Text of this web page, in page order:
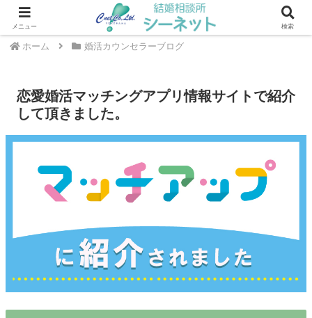
川崎・武蔵小杉エリアの結婚相談所 ｜ シーネット結婚相談所
ホーム 婚活カウンセラーブログ
恋愛婚活マッチングアプリ情報サイトで紹介
して頂きました。
メニュー 検索